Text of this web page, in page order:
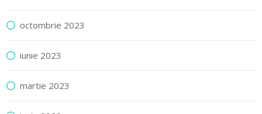
octombrie 2023
iunie 2023
martie 2023